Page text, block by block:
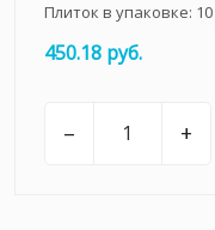
Плиток в упаковке: 10
450.18 руб.
– +